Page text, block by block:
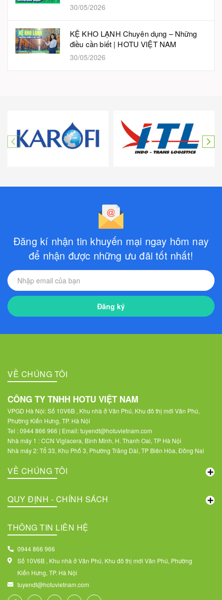
30/05/2026
KỆ KHO LẠNH Chuyên dụng – Những
điều cần biết | HOTU VIỆT NAM
30/05/2026
Đăng kí nhận tin khuyến mại ngay hôm nay
để nhận được những ưu đãi tốt nhất!
Đăng ký
VỀ CHÚNG TÔI
CÔNG TY TNHH HOTU VIỆT NAM
VPGD Hà Nội: Số 10V6B , Khu nhà ở Văn Phú, Khu đô thị mới Văn Phú,
Phường Kiến Hưng, TP. Hà Nội
Tel : 0944 866 966 | Email: tuyendt@hotuvietnam.com
Nhà máy 1 : CCN Viglacera, Bình Minh, H. Thanh Oai, TP Hà Nội
Nhà máy 2: Tổ 33, Khu Phố 3, Phường Trảng Dài, TP Biên Hòa, Đồng Nai
VỀ CHÚNG TÔI
QUY ĐỊNH - CHÍNH SÁCH
THÔNG TIN LIÊN HỆ
0944 866 966
Số 10V6B , Khu nhà ở Văn Phú, Khu đô thị mới Văn Phú, Phường
Kiến Hưng, TP. Hà Nội
tuyendt@hotuvietnam.com